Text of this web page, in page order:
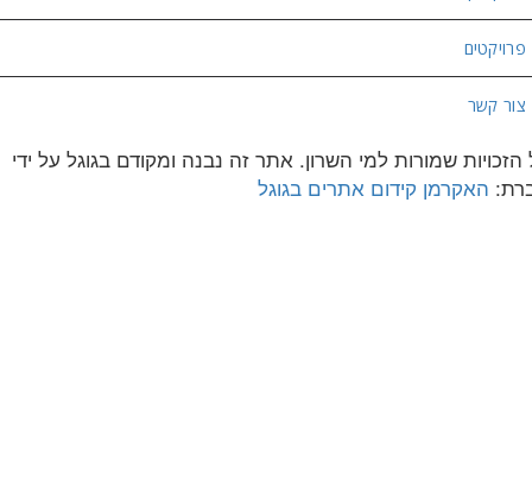
פרויקטים
צור קשר
הזכויות שמורות למי השרון. אתר זה נבנה ומקודם בגוגל על ידי
האקרמן קידום אתרים בגוגל